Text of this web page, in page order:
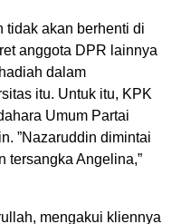
tidak akan berhenti di
anggota DPR lainnya
dalam
itu. Untuk itu, KPK
Umum Partai
”Nazaruddin dimintai
tersangka Angelina,”
mengakui kliennya